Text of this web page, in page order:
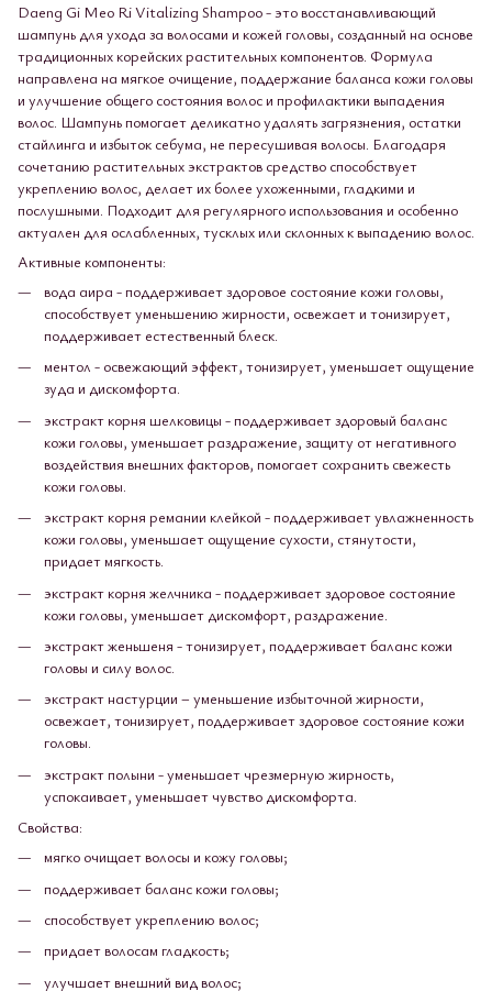
Daeng Gi Meo Ri Vitalizing Shampoo - это восстанавливающий
шампунь для ухода за волосами и кожей головы, созданный на основе
традиционных корейских растительных компонентов. Формула
направлена на мягкое очищение, поддержание баланса кожи головы
и улучшение общего состояния волос и профилактики выпадения
волос. Шампунь помогает деликатно удалять загрязнения, остатки
стайлинга и избыток себума, не пересушивая волосы. Благодаря
сочетанию растительных экстрактов средство способствует
укреплению волос, делает их более ухоженными, гладкими и
послушными. Подходит для регулярного использования и особенно
актуален для ослабленных, тусклых или склонных к выпадению волос.
Активные компоненты:
вода аира - поддерживает здоровое состояние кожи головы,
способствует уменьшению жирности, освежает и тонизирует,
поддерживает естественный блеск.
ментол - освежающий эффект, тонизирует, уменьшает ощущение
зуда и дискомфорта.
экстракт корня шелковицы - поддерживает здоровый баланс
кожи головы, уменьшает раздражение, защиту от негативного
воздействия внешних факторов, помогает сохранить свежесть
кожи головы.
экстракт корня ремании клейкой - поддерживает увлажненность
кожи головы, уменьшает ощущение сухости, стянутости,
придает мягкость.
экстракт корня желчника - поддерживает здоровое состояние
кожи головы, уменьшает дискомфорт, раздражение.
экстракт женьшеня - тонизирует, поддерживает баланс кожи
головы и силу волос.
экстракт настурции – уменьшение избыточной жирности,
освежает, тонизирует, поддерживает здоровое состояние кожи
головы.
экстракт полыни - уменьшает чрезмерную жирность,
успокаивает, уменьшает чувство дискомфорта.
Свойства:
мягко очищает волосы и кожу головы;
поддерживает баланс кожи головы;
способствует укреплению волос;
придает волосам гладкость;
улучшает внешний вид волос;